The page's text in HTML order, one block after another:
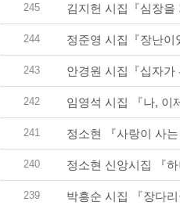
245 김지헌 시집『심장을
244 정준영 시집『장난이
243 안경원 시집『십자가
242 임영석 시집 『나, 이
241 정소현 『사랑이 사는
240 정소현 신앙시집 『하
239 박흥순 시집 『장다리